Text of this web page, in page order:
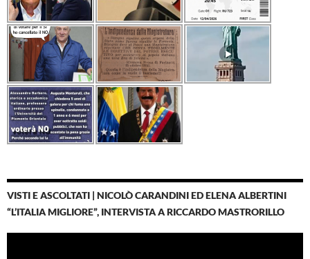
VISTI E ASCOLTATI | NICOLÒ CARANDINI ED ELENA ALBERTINI
“L’ITALIA MIGLIORE”, INTERVISTA A RICCARDO MASTRORILLO